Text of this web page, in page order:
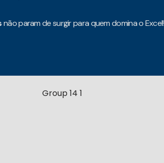
não param de surgir para quem domina o Excel!